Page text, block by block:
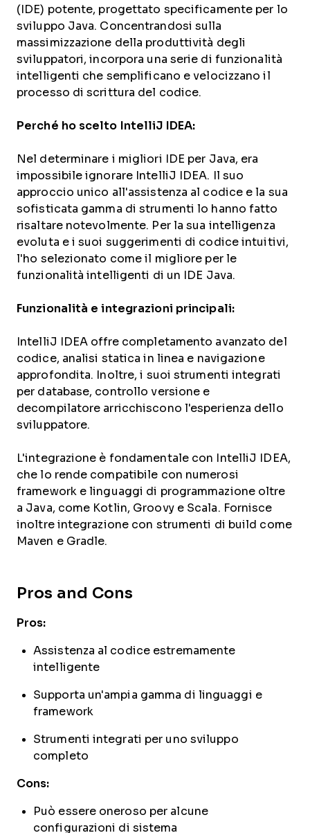
(IDE) potente, progettato specificamente per lo
sviluppo Java. Concentrandosi sulla
massimizzazione della produttività degli
sviluppatori, incorpora una serie di funzionalità
intelligenti che semplificano e velocizzano il
processo di scrittura del codice.
Perché ho scelto IntelliJ IDEA:
Nel determinare i migliori IDE per Java, era
impossibile ignorare IntelliJ IDEA. Il suo
approccio unico all'assistenza al codice e la sua
sofisticata gamma di strumenti lo hanno fatto
risaltare notevolmente. Per la sua intelligenza
evoluta e i suoi suggerimenti di codice intuitivi,
l'ho selezionato come il migliore per le
funzionalità intelligenti di un IDE Java.
Funzionalità e integrazioni principali:
IntelliJ IDEA offre completamento avanzato del
codice, analisi statica in linea e navigazione
approfondita. Inoltre, i suoi strumenti integrati
per database, controllo versione e
decompilatore arricchiscono l'esperienza dello
sviluppatore.
L'integrazione è fondamentale con IntelliJ IDEA,
che lo rende compatibile con numerosi
framework e linguaggi di programmazione oltre
a Java, come Kotlin, Groovy e Scala. Fornisce
inoltre integrazione con strumenti di build come
Maven e Gradle.
Pros and Cons
Pros:
Assistenza al codice estremamente
intelligente
Supporta un'ampia gamma di linguaggi e
framework
Strumenti integrati per uno sviluppo
completo
Cons:
Può essere oneroso per alcune
configurazioni di sistema